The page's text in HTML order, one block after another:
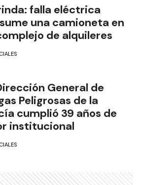
falla eléctrica
una camioneta en
de alquileres
General de
Peligrosas de la
cumplió 39 años de
institucional